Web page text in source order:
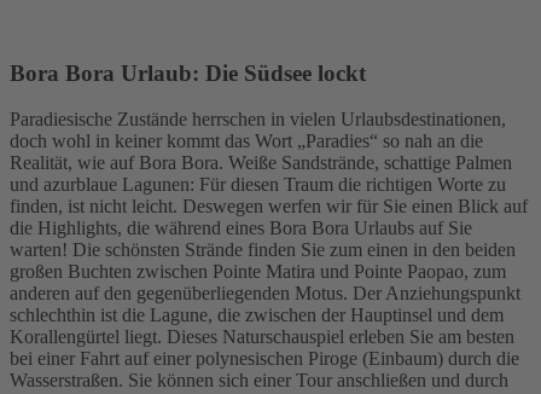
Bora Bora Urlaub: Die Südsee lockt
Paradiesische Zustände herrschen in vielen Urlaubsdestinationen,
doch wohl in keiner kommt das Wort „Paradies“ so nah an die
Realität, wie auf Bora Bora. Weiße Sandstrände, schattige Palmen
und azurblaue Lagunen: Für diesen Traum die richtigen Worte zu
finden, ist nicht leicht. Deswegen werfen wir für Sie einen Blick auf
die Highlights, die während eines Bora Bora Urlaubs auf Sie
warten! Die schönsten Strände finden Sie zum einen in den beiden
großen Buchten zwischen Pointe Matira und Pointe Paopao, zum
anderen auf den gegenüberliegenden Motus. Der Anziehungspunkt
schlechthin ist die Lagune, die zwischen der Hauptinsel und dem
Korallengürtel liegt. Dieses Naturschauspiel erleben Sie am besten
bei einer Fahrt auf einer polynesischen Piroge (Einbaum) durch die
Wasserstraßen. Sie können sich einer Tour anschließen und durch